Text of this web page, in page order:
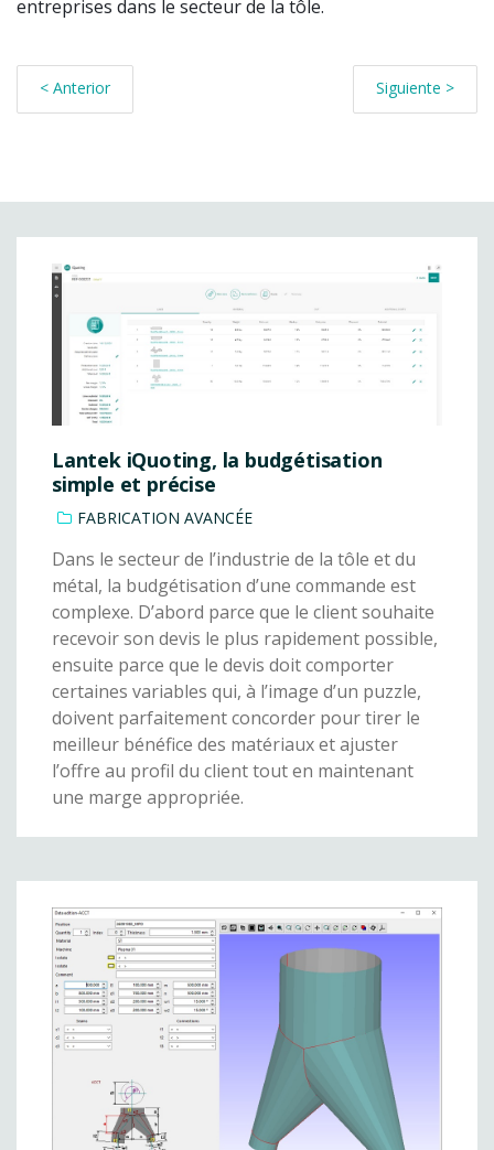
entreprises dans le secteur de la tôle.
< Anterior Siguiente >
Lantek iQuoting, la budgétisation
simple et précise
FABRICATION AVANCÉE
Dans le secteur de l’industrie de la tôle et du
métal, la budgétisation d’une commande est
complexe. D’abord parce que le client souhaite
recevoir son devis le plus rapidement possible,
ensuite parce que le devis doit comporter
certaines variables qui, à l’image d’un puzzle,
doivent parfaitement concorder pour tirer le
meilleur bénéfice des matériaux et ajuster
l’offre au profil du client tout en maintenant
une marge appropriée.